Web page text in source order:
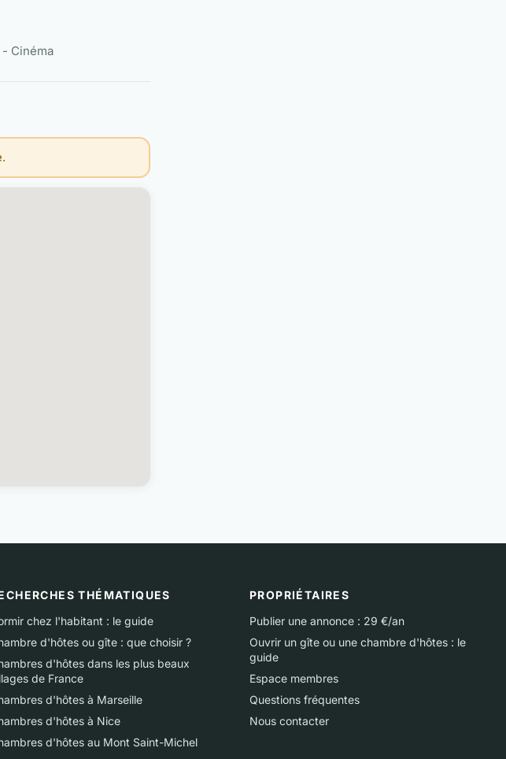
Cinéma
THÉMATIQUES
chez l'habitant : le guide
d'hôtes ou gîte : que choisir ?
d'hôtes dans les plus beaux
de France
d'hôtes à Marseille
d'hôtes à Nice
d'hôtes au Mont Saint-Michel
PROPRIÉTAIRES
Publier une annonce : 29 €/an
Ouvrir un gîte ou une chambre d'hôtes : le
guide
Espace membres
Questions fréquentes
Nous contacter